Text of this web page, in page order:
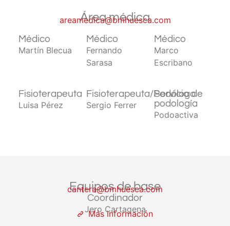
Área médica
areamedica@bmhuesca.com
Médico
Martín Blecua
Médico
Fernando
Sarasa
Médico
Marco
Escribano
Fisioterapeuta
Luisa Pérez
Fisioterapeuta/Podólogo
Sergio Ferrer
Servicio de
podología
Podoactiva
Equipos de base
cantera@bmhuesca.com
Coordinador
Jero Cartagena
Más información